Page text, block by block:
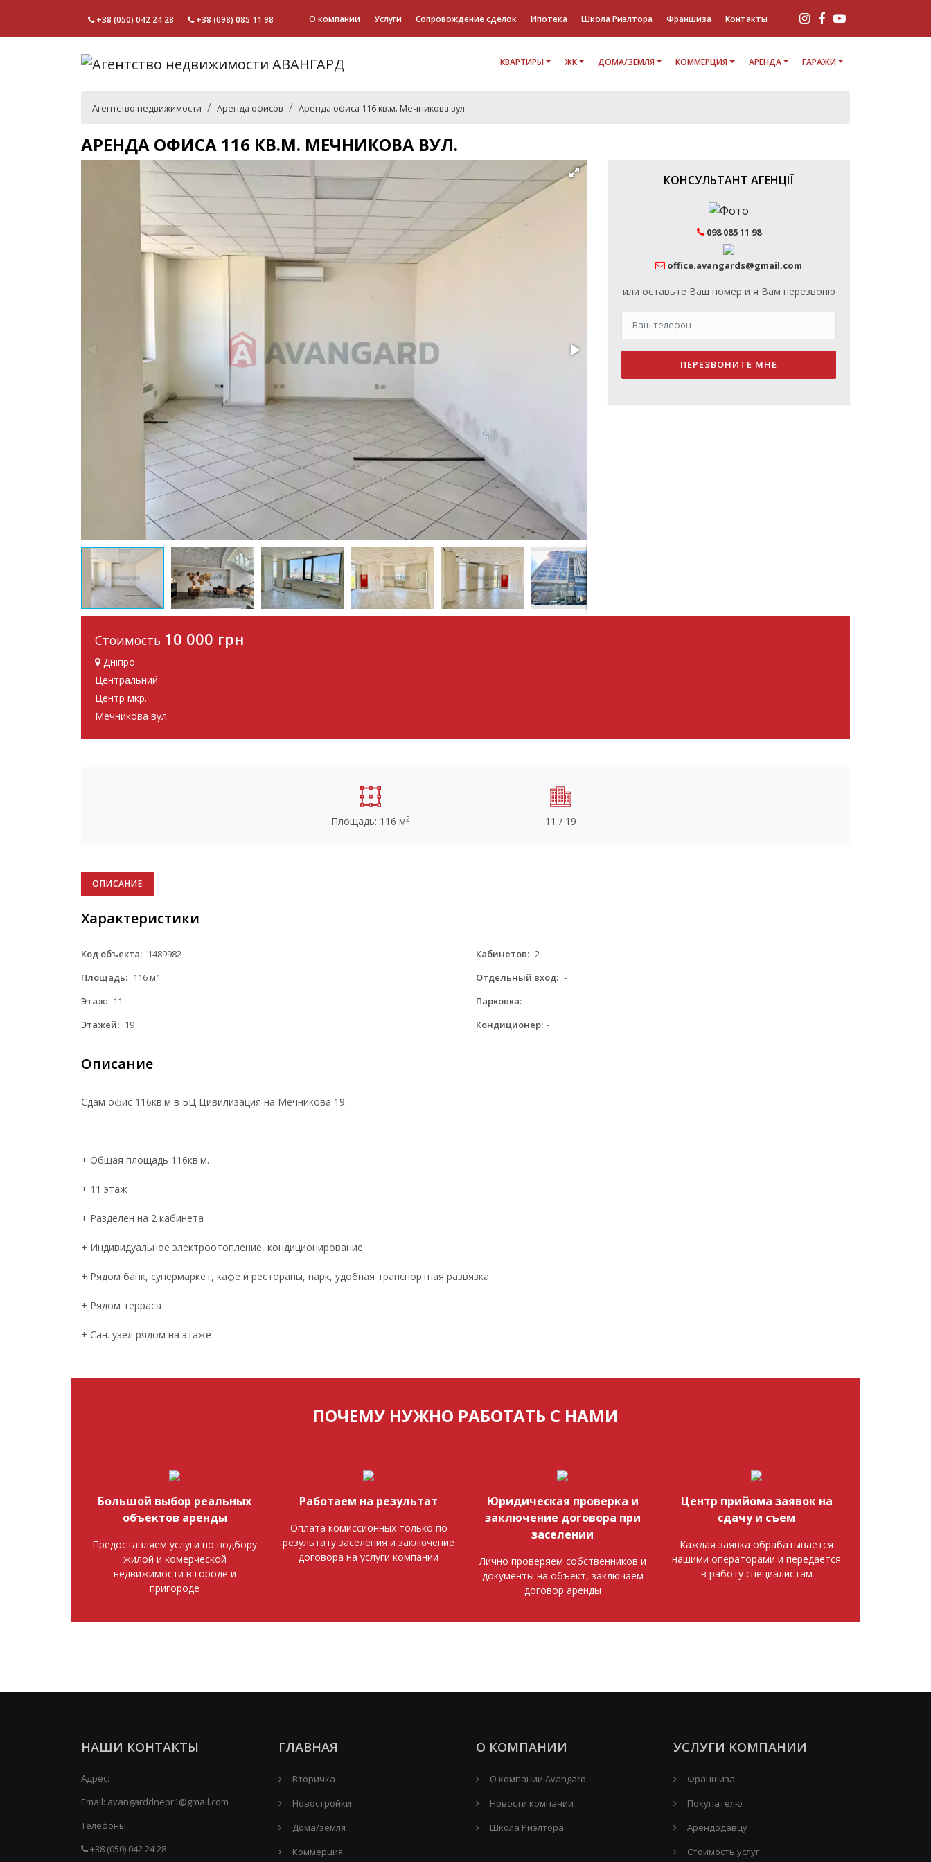
+38 (050) 042 24 28 +38 (098) 085 11 98 О компании Услуги Сопровождение сделок Ипотека Школа Риэлтора Франшиза Контакты
КВАРТИРЫ ЖК ДОМА/ЗЕМЛЯ КОММЕРЦИЯ АРЕНДА ГАРАЖИ
Агентство недвижимости Аренда офисов Аренда офиса 116 кв.м. Мечникова вул.
АРЕНДА ОФИСА 116 КВ.М. МЕЧНИКОВА ВУЛ.
КОНСУЛЬТАНТ АГЕНЦІЇ
098 085 11 98
office.avangards@gmail.com
или оставьте Ваш номер и я Вам перезвоню
ПЕРЕЗВОНИТЕ МНЕ
Стоимость 10 000 грн
Дніпро
Центральний
Центр мкр.
Мечникова вул.
Площадь: 116 м2 11 / 19
ОПИСАНИЕ
Характеристики
Код объекта: 1489982
Площадь: 116 м2
Этаж: 11
Этажей: 19
Кабинетов: 2
Отдельный вход: -
Парковка: -
Кондиционер: -
Описание
Сдам офис 116кв.м в БЦ Цивилизация на Мечникова 19.
+ Общая площадь 116кв.м.
+ 11 этаж
+ Разделен на 2 кабинета
+ Индивидуальное электроотопление, кондиционирование
+ Рядом банк, супермаркет, кафе и рестораны, парк, удобная транспортная развязка
+ Рядом терраса
+ Сан. узел рядом на этаже
ПОЧЕМУ НУЖНО РАБОТАТЬ С НАМИ
Большой выбор реальных
объектов аренды
Предоставляем услуги по подбору
жилой и комерческой
недвижимости в городе и
пригороде
Работаем на результат
Оплата комиссионных только по
результату заселения и заключение
договора на услуги компании
Юридическая проверка и
заключение договора при
заселении
Лично проверяем собственников и
документы на объект, заключаем
договор аренды
Центр прийома заявок на
сдачу и съем
Каждая заявка обрабатывается
нашими операторами и передается
в работу специалистам
НАШИ КОНТАКТЫ
Адрес:
Email: avangarddnepr1@gmail.com
Телефоны:
+38 (050) 042 24 28
ГЛАВНАЯ
Вторичка
Новостройки
Дома/земля
Коммерция
О КОМПАНИИ
О компании Avangard
Новости компании
Школа Риэлтора
УСЛУГИ КОМПАНИИ
Франшиза
Покупателю
Арендодавцу
Стоимость услуг